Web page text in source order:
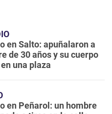
en Salto: apuñalaron a
de 30 años y su cuerpo
una plaza
en Peñarol: un hombre